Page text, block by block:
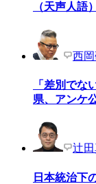
（天声人語
西
「差別で
県、アンケ
辻
日本統治下